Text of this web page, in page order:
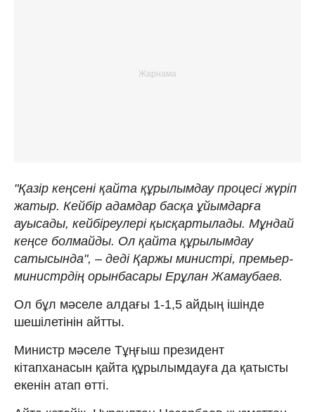
"Қазір кеңсені қайта құрылымдау процесі жүріп
жатыр. Кейбір адамдар басқа ұйымдарға
ауысады, кейбіреулері қысқартылады. Мұндай
кеңсе болмайды. Ол қайта құрылымдау
сатысында", – деді Қаржы министрі, премьер-
министрдің орынбасары Ерұлан Жамаубаев.
Ол бұл мәселе алдағы 1-1,5 айдың ішінде
шешілетінін айтты.
Министр мәселе Тұңғыш президент
кітапханасын қайта құрылымдауға да қатысты
екенін атап өтті.